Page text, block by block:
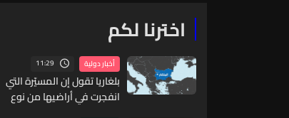
اخترنا لكم
أخبار دولية 11:29
بلغاريا تقول إن المسيّرة التي
انفجرت في أراضيها من نوع